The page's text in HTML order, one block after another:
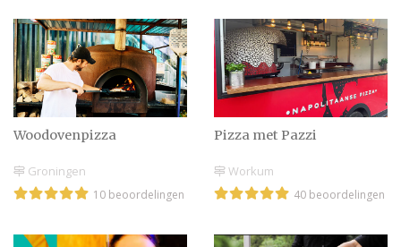
Woodovenpizza
Groningen
10 beoordelingen
Pizza met Pazzi
Workum
40 beoordelingen